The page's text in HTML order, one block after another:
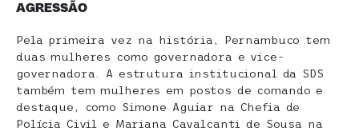
AGRESSÃO
Pela primeira vez na história, Pernambuco tem
duas mulheres como governadora e vice-
governadora. A estrutura institucional da SDS
também tem mulheres em postos de comando e
destaque, como Simone Aguiar na Chefia de
Polícia Civil e Mariana Cavalcanti de Sousa na